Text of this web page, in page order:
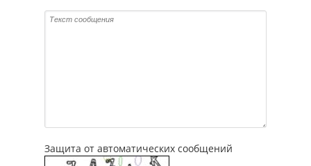
Защита от автоматических сообщений